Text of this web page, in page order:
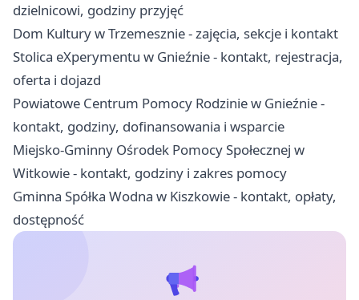
dzielnicowi, godziny przyjęć
Dom Kultury w Trzemesznie - zajęcia, sekcje i kontakt
Stolica eXperymentu w Gnieźnie - kontakt, rejestracja,
oferta i dojazd
Powiatowe Centrum Pomocy Rodzinie w Gnieźnie -
kontakt, godziny, dofinansowania i wsparcie
Miejsko-Gminny Ośrodek Pomocy Społecznej w
Witkowie - kontakt, godziny i zakres pomocy
Gminna Spółka Wodna w Kiszkowie - kontakt, opłaty,
dostępność